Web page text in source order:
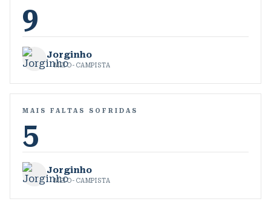
9
Jorginho
MEIO-CAMPISTA
MAIS FALTAS SOFRIDAS
5
Jorginho
MEIO-CAMPISTA